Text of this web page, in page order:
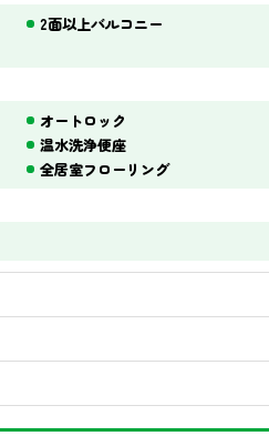
2面以上バルコニー
オートロック
温水洗浄便座
全居室フローリング